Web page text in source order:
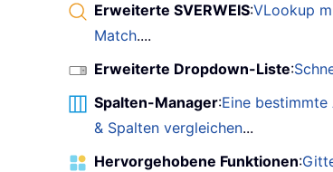
Erweiterte SVERWEIS:VLookup
Match....
Erweiterte Dropdown-Liste:
Spalten-Manager:Eine
& Spalten vergleichen...
Hervorgehobene Funktionen: